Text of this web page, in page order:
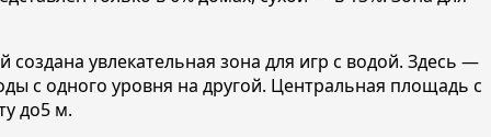
увлекательная зона для игр с водой. Здесь —
с одного уровня на другой. Центральная площадь с
до5 м.